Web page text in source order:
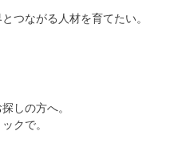
つながる人材を育てたい。
しの方へ。
クで。